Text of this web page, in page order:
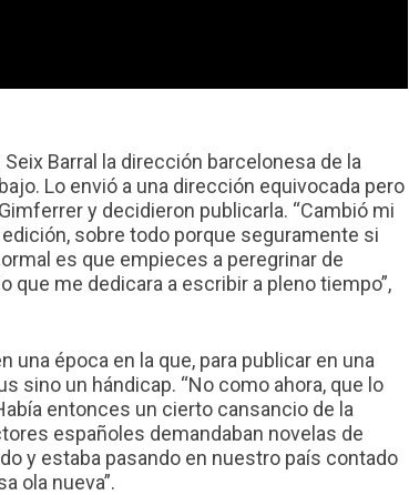
Barral la dirección barcelonesa de la
Lo envió a una dirección equivocada pero
y decidieron publicarla. “Cambió mi
sobre todo porque seguramente si
es que empieces a peregrinar de
que me dedicara a escribir a pleno tiempo”,
una época en la que, para publicar en una
sino un hándicap. “No como ahora, que lo
entonces un cierto cansancio de la
españoles demandaban novelas de
y estaba pasando en nuestro país contado
ola nueva”.